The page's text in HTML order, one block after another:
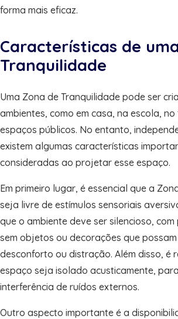
forma mais eficaz.
Características de
Tranquilidade
Uma Zona de Tranquilidade pode ser
ambientes, como em casa, na escola,
espaços públicos. No entanto,
existem algumas características
consideradas ao projetar esse espaço.
Em primeiro lugar, é essencial que a
seja livre de estímulos sensoriais
que o ambiente deve ser silencioso,
sem objetos ou decorações que
desconforto ou distração. Além disso, é
espaço seja isolado acusticamente,
interferência de ruídos externos.
Outro aspecto importante é a